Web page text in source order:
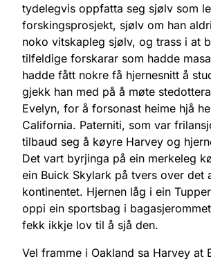
tydelegvis oppfatta seg sjølv som
forskingsprosjekt, sjølv om han
noko vitskapleg sjølv, og trass i at
tilfeldige forskarar som hadde
hadde fått nokre få hjernesnitt å
gjekk han med på å møte
Evelyn, for å forsonast heime hjå
California. Paterniti, som var
tilbaud seg å køyre Harvey og
Det vart byrjinga på ein merkeleg
ein Buick Skylark på tvers over det
kontinentet. Hjernen låg i ein
oppi ein sportsbag i
fekk ikkje lov til å sjå den.
Vel framme i Oakland sa Harvey at